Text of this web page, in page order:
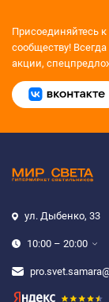
Присоединяйтесь
сообществу!
акции,
ул. Дыбенко, 33
10:00 – 20:00